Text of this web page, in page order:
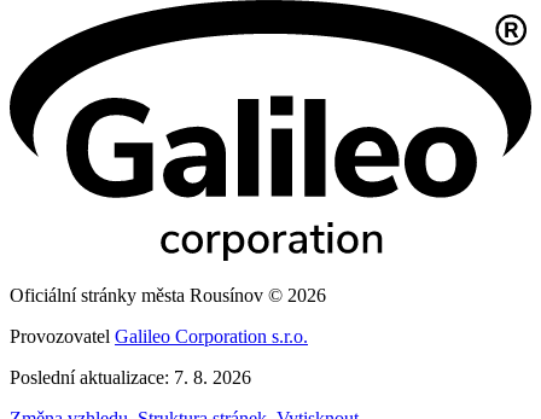
Oficiální stránky města Rousínov © 2026
Provozovatel Galileo Corporation s.r.o.
Poslední aktualizace: 7. 8. 2026